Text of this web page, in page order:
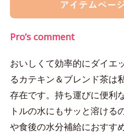
Pro’s comment
おいしくて効率的にダイエ
るカテキン＆ブレンド茶は
存在です。持ち運びに便利
トルの水にもサッと溶ける
や食後の水分補給におすす